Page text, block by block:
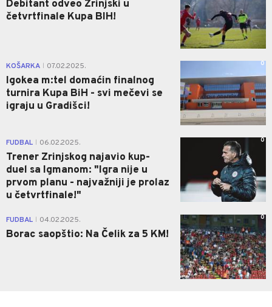
Debitant odveo Zrinjski u
četvrtfinale Kupa BIH!
KOŠARKA 07.02.2025.
Igokea m:tel domaćin finalnog
turnira Kupa BiH - svi mečevi se
igraju u Gradišci!
0
FUDBAL 06.02.2025.
Trener Zrinjskog najavio kup-
duel sa Igmanom: "Igra nije u
prvom planu - najvažniji je prolaz
u četvrtfinale!"
0
FUDBAL 04.02.2025.
Borac saopštio: Na Čelik za 5 KM!
0